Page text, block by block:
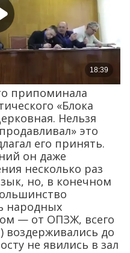
припоминала
«Блока
Нельзя
это
его принять.
он даже
несколько раз
но, в конечном
народных
— от ОПЗЖ, всего
воздерживались до
не явились в зал